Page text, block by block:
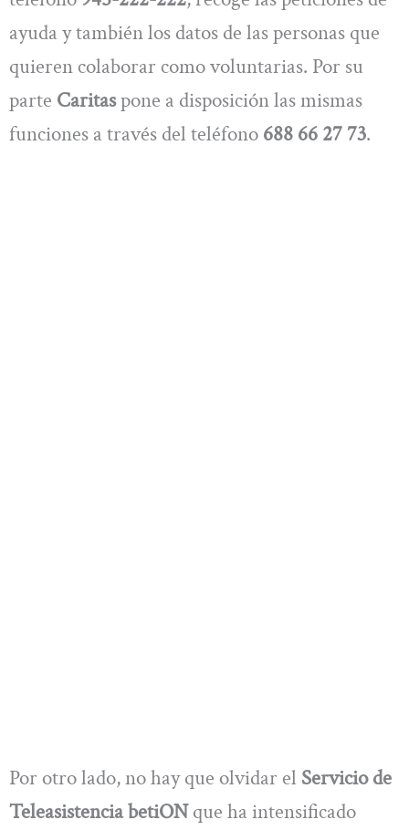
ayuda y también los datos de las personas que
quieren colaborar como voluntarias. Por su
parte Caritaspone a disposición las mismas
funciones a través del teléfono 688 66 27 73.
Por otro lado, no hay que olvidar el Servicio de
Teleasistencia betiONque ha intensificado